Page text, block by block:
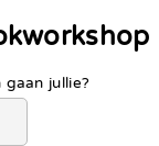
gaan jullie?